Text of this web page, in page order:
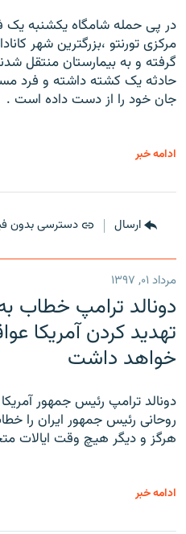
در پی حمله شامگاه یکشنبه یک
گرفته و به بیمارستان منتقل
حادثه یک کشته داشته و فرد
جان خود را از دست داده است .
ادامه خبر
ارسال دسترسی بدون
مرداد ۰۱, ۱۳۹۷
دونالد ترامپ خطاب
تهدید کردن آمریکا
خواهد داشت
دونالد ترامپ رئیس جمهور
روحانی رئیس جمهور ایران را
هرگز و دیگر هیچ وقت ایالات
ادامه خبر